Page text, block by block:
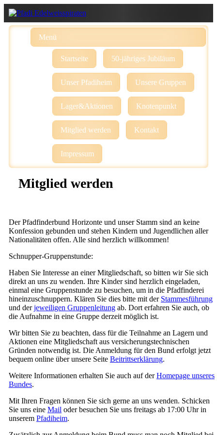
Menü
Startseite 50-jähriges Jubiläum
Unser Pfadiheim Unsere Gruppen
Lager&Aktionen Knotenpunkt
Mitglied werden Kontakt
Impressum
Mitglied werden
Der Pfadfinderbund Horizonte und unser Stamm sind an keine
Konfession gebunden und stehen Kindern und Jugendlichen aller
Nationalitäten offen. Alle sind herzlich willkommen!
Schnupper-Gruppenstunde:
Haben Sie Interesse an einer Mitgliedschaft, so bitten wir Sie sich
direkt an uns zu wenden. Ihre Kinder sind herzlich eingeladen,
einmal eine Gruppenstunde zu besuchen, um in die Pfadfinderei
hineinzuschnuppern. Klären Sie dies bitte mit der Stammesführung
und derjeweiligen Gruppenleitung ab. Dort erfahren Sie auch, ob
die Aufnahme in eine Gruppe derzeit möglich ist.
Wir bitten Sie zu beachten, dass für die Teilnahme an Lagern und
Aktionen eine Mitgliedschaft aus versicherungstechnischen
Gründen notwendig ist. Die Anmeldung für den Bund erfolgt jetzt
bequem online über unsere Seite Beitrittserklärung.
Weitere Informationen erhalten Sie auch auf derHomepage unseres
Bundes.
Mit Ihren Fragen können Sie sich gerne an uns wenden. Schicken
Sie uns eine Mail oder besuchen Sie uns freitags ab 17:00 Uhr in
unserem Pfadiheim.